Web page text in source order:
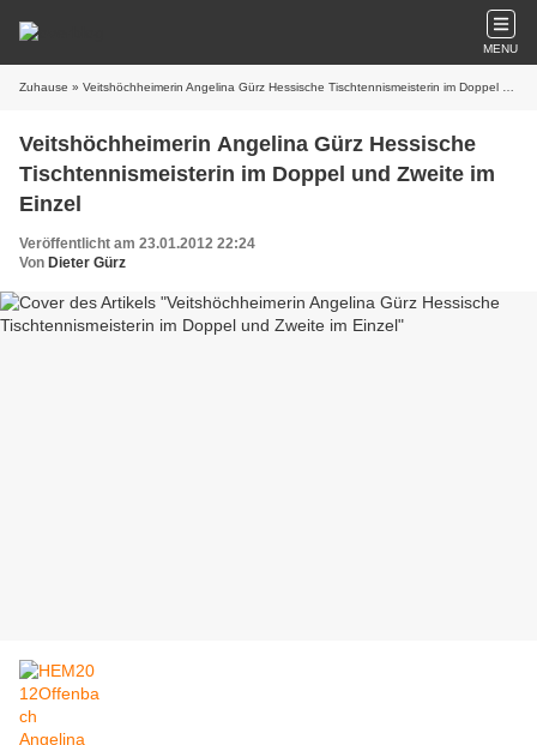
MENU
Zuhause » Veitshöchheimerin Angelina Gürz Hessische Tischtennismeisterin im Doppel und Zweite im Einzel
Veitshöchheimerin Angelina Gürz Hessische
Tischtennismeisterin im Doppel und Zweite im
Einzel
Veröffentlicht am 23.01.2012 22:24
Von Dieter Gürz